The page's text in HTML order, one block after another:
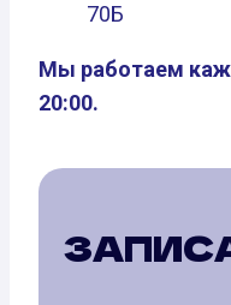
70Б
Мы работаем
20:00.